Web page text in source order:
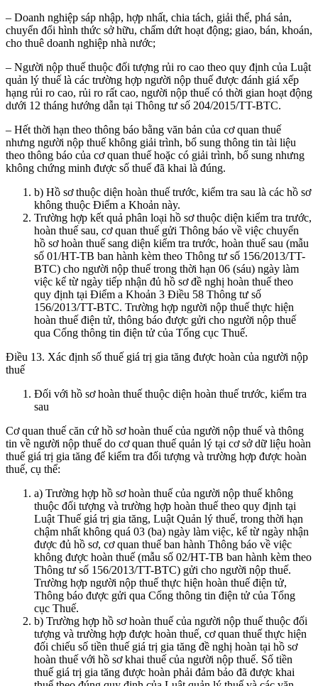
– Doanh nghiệp sáp nhập, hợp nhất, chia tách, giải thể, phá sản,
chuyển đổi hình thức sở hữu, chấm dứt hoạt động; giao, bán, khoán,
cho thuê doanh nghiệp nhà nước;
– Người nộp thuế thuộc đối tượng rủi ro cao theo quy định của Luật
quản lý thuế là các trường hợp người nộp thuế được đánh giá xếp
hạng rủi ro cao, rủi ro rất cao, người nộp thuế có thời gian hoạt động
dưới 12 tháng hướng dẫn tại Thông tư số 204/2015/TT-BTC.
– Hết thời hạn theo thông báo bằng văn bản của cơ quan thuế
nhưng người nộp thuế không giải trình, bổ sung thông tin tài liệu
theo thông báo của cơ quan thuế hoặc có giải trình, bổ sung nhưng
không chứng minh được số thuế đã khai là đúng.
b) Hồ sơ thuộc diện hoàn thuế trước, kiểm tra sau là các hồ sơ
không thuộc Điểm a Khoản này.
Trường hợp kết quả phân loại hồ sơ thuộc diện kiểm tra trước,
hoàn thuế sau, cơ quan thuế gửi Thông báo về việc chuyển
hồ sơ hoàn thuế sang diện kiểm tra trước, hoàn thuế sau (mẫu
số 01/HT-TB ban hành kèm theo Thông tư số 156/2013/TT-
BTC) cho người nộp thuế trong thời hạn 06 (sáu) ngày làm
việc kể từ ngày tiếp nhận đủ hồ sơ đề nghị hoàn thuế theo
quy định tại Điểm a Khoản 3 Điều 58 Thông tư số
156/2013/TT-BTC. Trường hợp người nộp thuế thực hiện
hoàn thuế điện tử, thông báo được gửi cho người nộp thuế
qua Cổng thông tin điện tử của Tổng cục Thuế.
Điều 13. Xác định số thuế giá trị gia tăng được hoàn của người nộp
thuế
Đối với hồ sơ hoàn thuế thuộc diện hoàn thuế trước, kiểm tra
sau
Cơ quan thuế căn cứ hồ sơ hoàn thuế của người nộp thuế và thông
tin về người nộp thuế do cơ quan thuế quản lý tại cơ sở dữ liệu hoàn
thuế giá trị gia tăng để kiểm tra đối tượng và trường hợp được hoàn
thuế, cụ thể:
a) Trường hợp hồ sơ hoàn thuế của người nộp thuế không
thuộc đối tượng và trường hợp hoàn thuế theo quy định tại
Luật Thuế giá trị gia tăng, Luật Quản lý thuế, trong thời hạn
chậm nhất không quá 03 (ba) ngày làm việc, kể từ ngày nhận
được đủ hồ sơ, cơ quan thuế ban hành Thông báo về việc
không được hoàn thuế (mẫu số 02/HT-TB ban hành kèm theo
Thông tư số 156/2013/TT-BTC) gửi cho người nộp thuế.
Trường hợp người nộp thuế thực hiện hoàn thuế điện tử,
Thông báo được gửi qua Cổng thông tin điện tử của Tổng
cục Thuế.
b) Trường hợp hồ sơ hoàn thuế của người nộp thuế thuộc đối
tượng và trường hợp được hoàn thuế, cơ quan thuế thực hiện
đối chiếu số tiền thuế giá trị gia tăng đề nghị hoàn tại hồ sơ
hoàn thuế với hồ sơ khai thuế của người nộp thuế. Số tiền
thuế giá trị gia tăng được hoàn phải đảm bảo đã được khai